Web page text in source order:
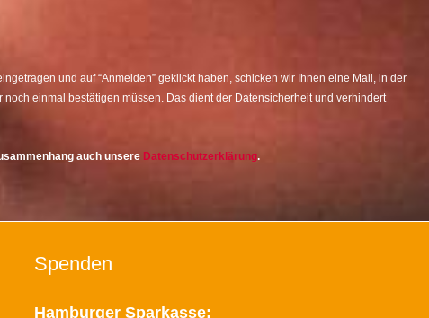
und auf “Anmelden” geklickt haben, schicken wir Ihnen eine Mail, in der
noch einmal bestätigen müssen. Das dient der Datensicherheit und verhindert
auch unsere Datenschutzerklärung.
Spenden
Hamburger Sparkasse: